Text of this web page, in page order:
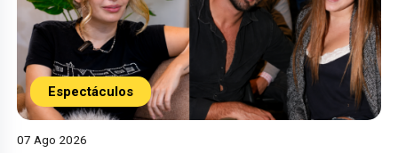
Espectáculos
07 Ago 2026